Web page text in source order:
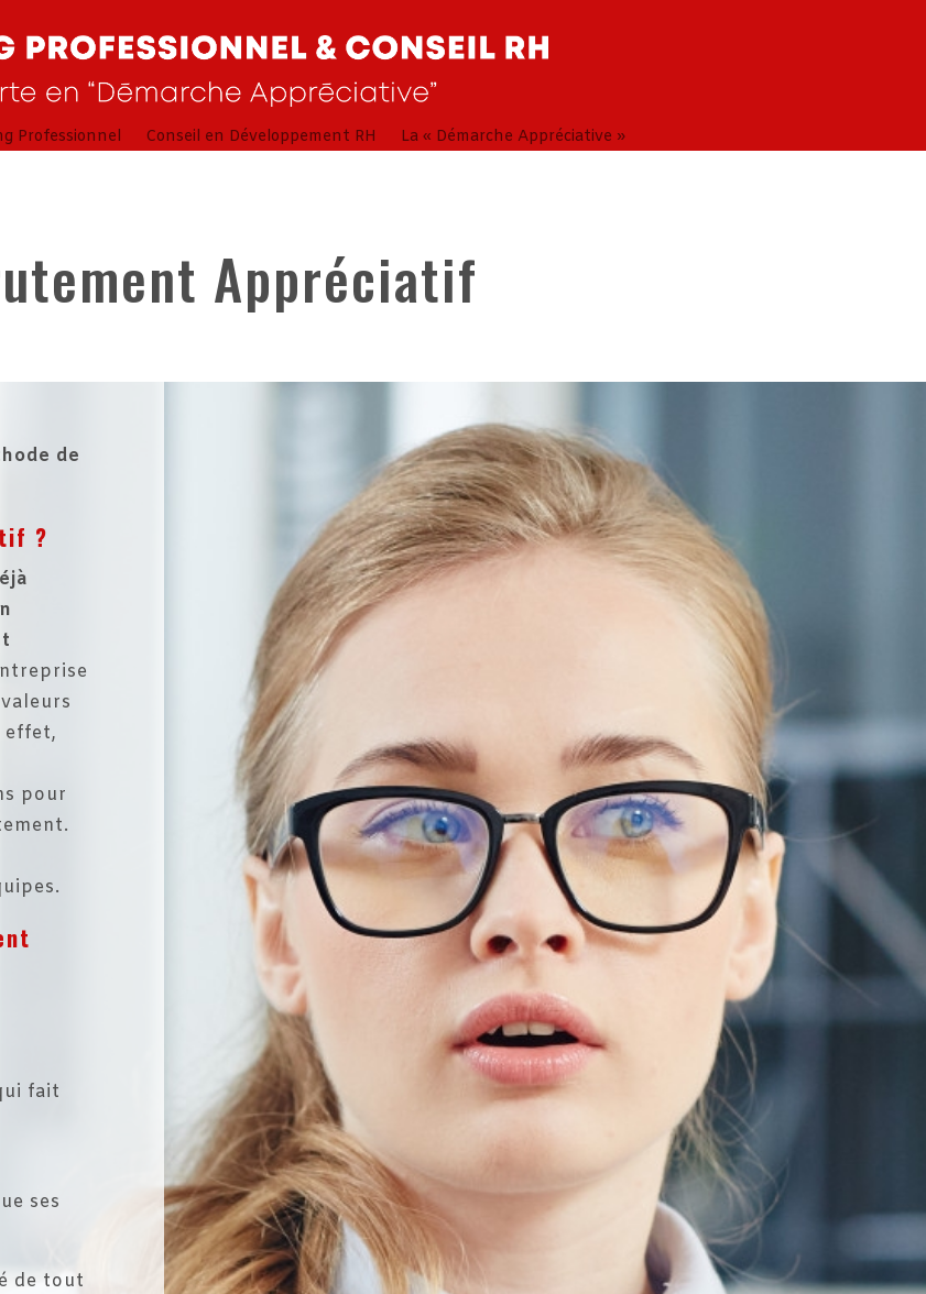
Professionnel Conseil en Développement RH La « Démarche Appréciative »
Appréciatif
de
?
effet,
pour
fait
ses
de tout